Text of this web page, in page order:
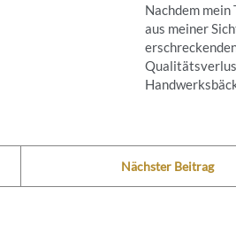
Nachdem mein
aus meiner
Nächster Beitrag